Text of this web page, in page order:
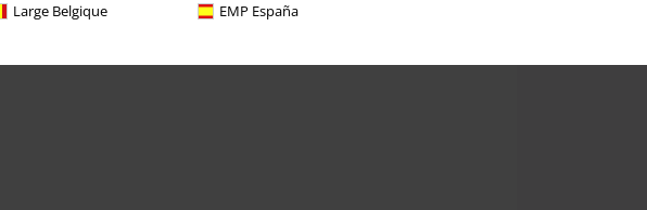
Large Belgique EMP España